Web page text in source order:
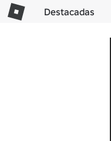
Destacadas